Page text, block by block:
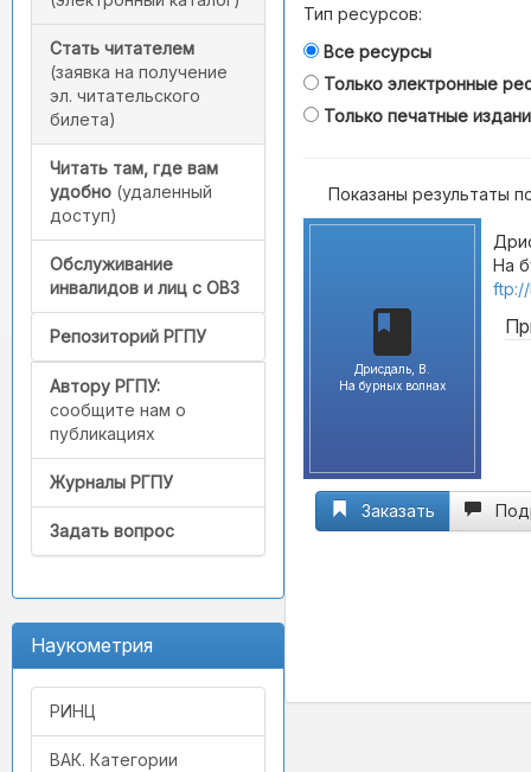
Стать читателем
(заявка на получение
эл. читательского
билета)
Читать там, где вам
удобно (удаленный
доступ)
Обслуживание
инвалидов и лиц с ОВЗ
Репозиторий РГПУ
Автору РГПУ:
сообщите нам о
публикациях
Журналы РГПУ
Задать вопрос
Наукометрия
РИНЦ
ВАК. Категории
Тип ресурсов:
Все ресурсы
Только электронные
Только печатные
Показаны результаты
Дрисдаль, В.
На бурных волнах
На
Заказать